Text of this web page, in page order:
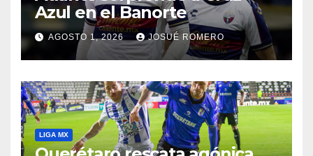
Azul en el Banorte
AGOSTO 1, 2026 JOSUÉ ROMERO
LIGA MX